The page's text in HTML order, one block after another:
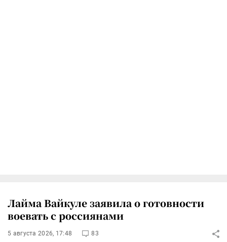
Лайма Вайкуле заявила о готовности
воевать с россиянами
5 августа 2026, 17:48 83